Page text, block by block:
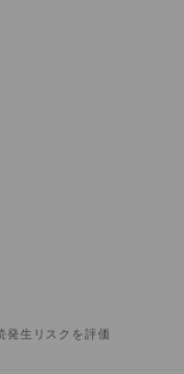
発生リスクを評価